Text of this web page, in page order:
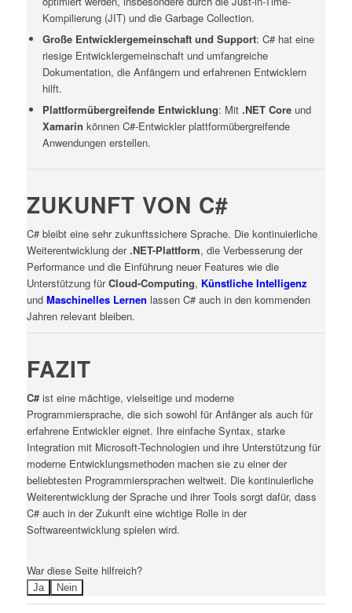
Kompilierung (JIT) und die Garbage Collection.
Große Entwicklergemeinschaft und Support: C# hat eine
riesige Entwicklergemeinschaft und umfangreiche
Dokumentation, die Anfängern und erfahrenen Entwicklern
hilft.
Plattformübergreifende Entwicklung: Mit .NET Coreund
Xamarin können C#-Entwickler plattformübergreifende
Anwendungen erstellen.
ZUKUNFT VON C#
C# bleibt eine sehr zukunftssichere Sprache. Die kontinuierliche
Weiterentwicklung der.NET-Plattform, die Verbesserung der
Performance und die Einführung neuer Features wie die
Unterstützung fürCloud-Computing, Künstliche Intelligenz
und Maschinelles Lernen lassen C# auch in den kommenden
Jahren relevant bleiben.
FAZIT
C#ist eine mächtige, vielseitige und moderne
Programmiersprache, die sich sowohl für Anfänger als auch für
erfahrene Entwickler eignet. Ihre einfache Syntax, starke
Integration mit Microsoft-Technologien und ihre Unterstützung für
moderne Entwicklungsmethoden machen sie zu einer der
beliebtesten Programmiersprachen weltweit. Die kontinuierliche
Weiterentwicklung der Sprache und ihrer Tools sorgt dafür, dass
C# auch in der Zukunft eine wichtige Rolle in der
Softwareentwicklung spielen wird.
War diese Seite hilfreich?
Ja Nein